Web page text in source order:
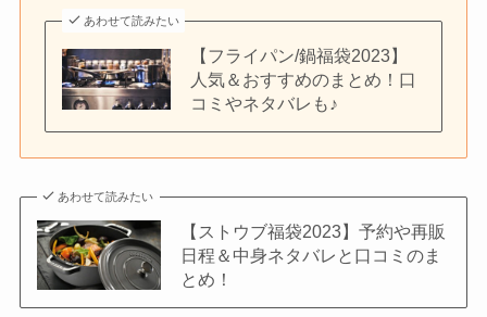
あわせて読みたい
【フライパン/鍋福袋2023】
人気＆おすすめのまとめ！口
コミやネタバレも♪
あわせて読みたい
【ストウブ福袋2023】予約や再販
日程＆中身ネタバレと口コミのま
とめ！